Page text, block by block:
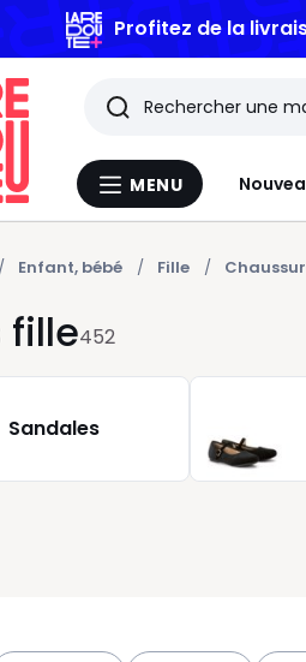
Profitez de la
Menu
MENU
Rechercher
Les
derniers
articles
consultés
Enfant, bébé Fille
fille452
Sandales